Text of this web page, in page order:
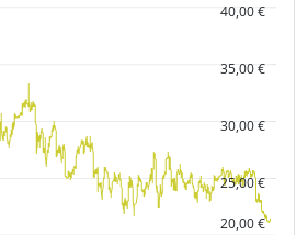
20,00 €
25,00 €
30,00 €
35,00 €
40,00 €